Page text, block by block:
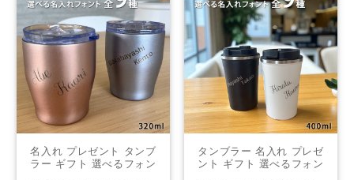
名入れ プレゼント タンブ
ラー ギフト 選べるフォン
タンブラー 名入れ プレゼ
ント ギフト 選べるフォン